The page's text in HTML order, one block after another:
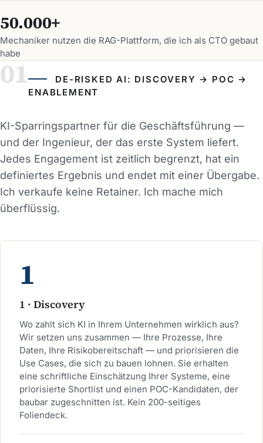
50.000+
Mechaniker nutzen die RAG-Plattform, die ich als CTO gebaut
habe
DE-RISKED AI: DISCOVERY → POC →
ENABLEMENT
KI-Sparringspartner für die Geschäftsführung —
und der Ingenieur, der das erste System liefert.
Jedes Engagement ist zeitlich begrenzt, hat ein
definiertes Ergebnis und endet mit einer Übergabe.
Ich verkaufe keine Retainer. Ich mache mich
überflüssig.
1 · Discovery
Wo zahlt sich KI in Ihrem Unternehmen wirklich aus?
Wir setzen uns zusammen — Ihre Prozesse, Ihre
Daten, Ihre Risikobereitschaft — und priorisieren die
Use Cases, die sich zu bauen lohnen. Sie erhalten
eine schriftliche Einschätzung Ihrer Systeme, eine
priorisierte Shortlist und einen POC-Kandidaten, der
baubar zugeschnitten ist. Kein 200-seitiges
Foliendeck.